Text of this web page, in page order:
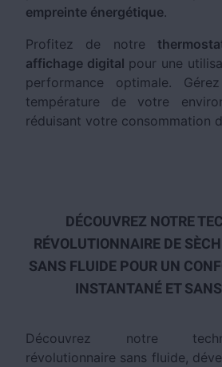
empreinte énergétique.
Profitez de notre
affichage digital pour une
performance optimale.
température de votre
réduisant votre consommation
DÉCOUVREZ NOTRE
RÉVOLUTIONNAIRE DE
SANS FLUIDE POUR UN
INSTANTANÉ ET
Découvrez notre
révolutionnaire sans fluide,